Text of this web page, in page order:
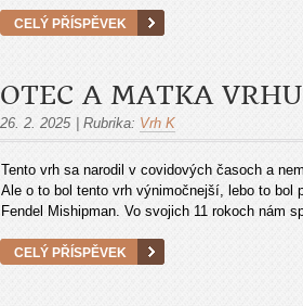
CELÝ PŘÍSPĚVEK
OTEC A MATKA
26. 2. 2025 Rubrika: Vrh K
Tento vrh sa narodil v covidových časoch a
Ale o to bol tento vrh výnimočnejší, lebo to bol
Fendel Mishipman. Vo svojich 11 rokoch nám
CELÝ PŘÍSPĚVEK